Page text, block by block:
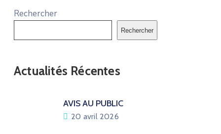
Rechercher
Rechercher
Actualités Récentes
AVIS AU PUBLIC
20 avril 2026